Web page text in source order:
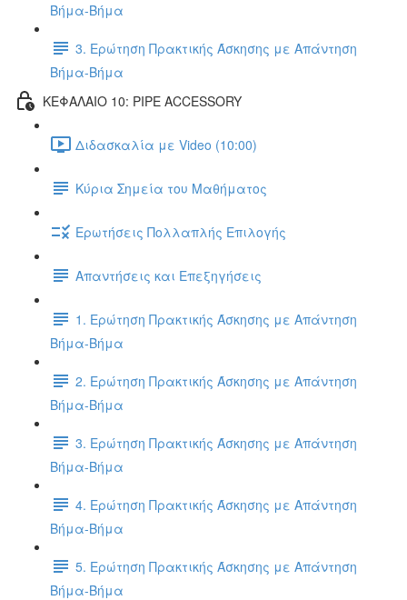
Βήμα-Βήμα
3. Ερώτηση Πρακτικής Άσκησης με Απάντηση
Βήμα-Βήμα
ΚΕΦΑΛΑΙΟ 10: PIPE ACCESSORY
Διδασκαλία με Video (10:00)
Κύρια Σημεία του Μαθήματος
Ερωτήσεις Πολλαπλής Επιλογής
Απαντήσεις και Επεξηγήσεις
1. Ερώτηση Πρακτικής Άσκησης με Απάντηση
Βήμα-Βήμα
2. Ερώτηση Πρακτικής Άσκησης με Απάντηση
Βήμα-Βήμα
3. Ερώτηση Πρακτικής Άσκησης με Απάντηση
Βήμα-Βήμα
4. Ερώτηση Πρακτικής Άσκησης με Απάντηση
Βήμα-Βήμα
5. Ερώτηση Πρακτικής Άσκησης με Απάντηση
Βήμα-Βήμα